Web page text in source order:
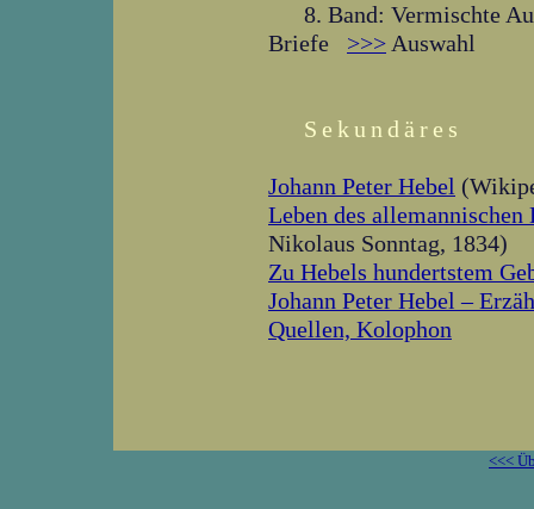
8. Band: Vermischte
Briefe >>> Auswahl
Sekundäres
Johann Peter Hebel
Leben des
Nikolaus Sonntag, 1834)
Zu Hebels hundertstem
Johann Peter Hebel –
Quellen, Kolophon
<<<